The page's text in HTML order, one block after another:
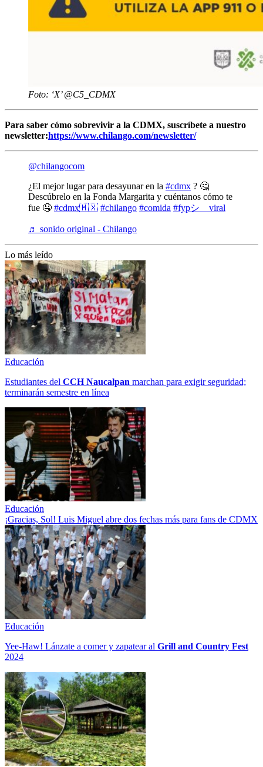
Foto: ‘X’ @C5_CDMX
Para saber cómo sobrevivir a la CDMX, suscríbete a nuestro
newsletter:https://www.chilango.com/newsletter/
@chilangocom
¿El mejor lugar para desayunar en la #cdmx ? 🤔
Descúbrelo en la Fonda Margarita y cuéntanos cómo te
fue 🤤 #cdmx🇲🇽 #chilango #comida #fypシ゚viral
♬ sonido original - Chilango
Lo más leído
Educación
Estudiantes del CCH Naucalpan marchan para exigir seguridad;
terminarán semestre en línea
Educación
¡Gracias, Sol! Luis Miguel abre dos fechas más para fans de CDMX
Educación
Yee-Haw! Lánzate a comer y zapatear al Grill and Country Fest
2024